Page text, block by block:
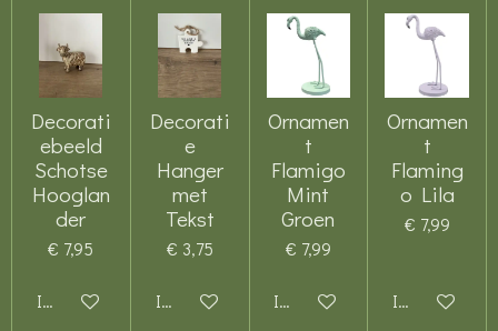
Decorati
ebeeld
Schotse
Hooglan
der
€ 7,95
In winkelwagen
Decorati
e
Hanger
met
Tekst
€ 3,75
In winkelwagen
Ornamen
t
Flamigo
Mint
Groen
€ 7,99
In winkelwagen
Ornamen
t
Flaming
o Lila
€ 7,99
In